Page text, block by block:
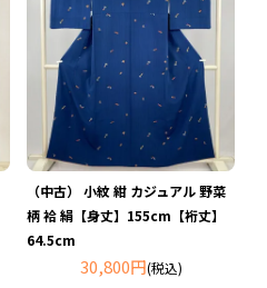
（中古） 小紋 紺 カジュアル 野菜
柄 袷 絹【身丈】155cm【裄丈】
64.5cm
30,800円(税込)